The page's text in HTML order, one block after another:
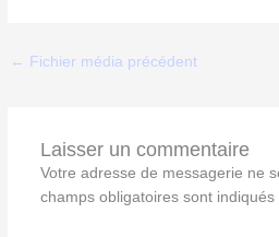
← Fichier média précédent
Laisser un commentaire
Votre adresse de messagerie ne
champs obligatoires sont indiqués